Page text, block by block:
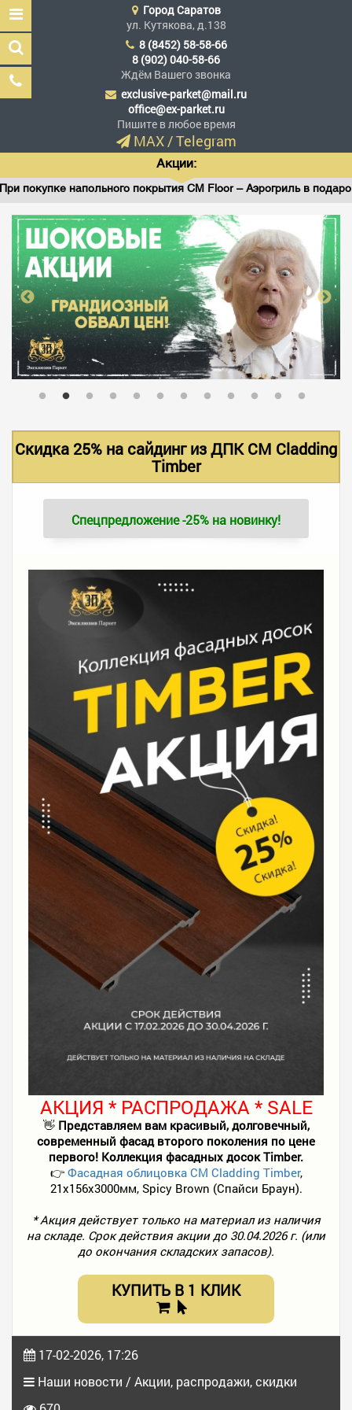
Эксклюзив Паркет
Мы сделали эксклюзив
доступным
ГЛАВНАЯ
АССОРТИМЕНТ
В НАЛИЧИИ
АКЦИИ
ФОТО РАБОТ
КОНТАКТЫ
ГородСаратов
ул. Кутякова, д.138
8 (8452) 58-58-66
8 (902) 040-58-66
Ждём Вашего звонка
exclusive-parket@mail.ru
office@ex-parket.ru
Пишите в любое время
MAX/Telegram
Акции:
покупке напольного покрытия CM Floor – Аэрогриль в подарок!
Скидка 25% на сайдинг из ДПК CM Cladding
Timber
Спецпредложение -25% на новинку!
АКЦИЯ * РАСПРОДАЖА * SALE
👋 Представляем вам красивый, долговечный,
современный фасад второго поколения по цене
первого! Коллекция фасадных досок Timber.
👉 Фасадная облицовка CM Cladding Timber,
21x156x3000мм, Spicy Brown (Спайси Браун).
* Акция действует только на материал из наличия
на складе. Срок действия акции до 30.04.2026 г. (или
до окончания складских запасов).
КУПИТЬ В 1 КЛИК
17-02-2026, 17:26
Наши новости / Акции, распродажи, скидки